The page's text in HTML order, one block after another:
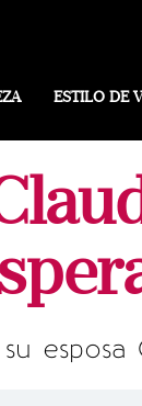
ESTILO DE
esposa